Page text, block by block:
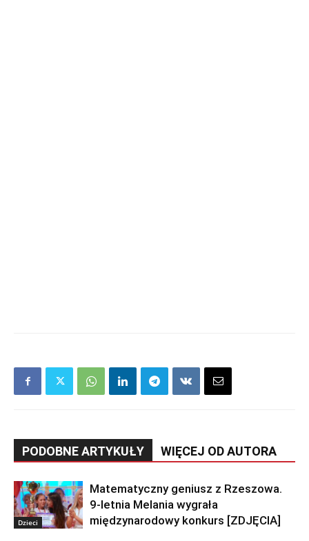
PODOBNE ARTYKUŁY WIĘCEJ OD AUTORA
Dzieci
Matematyczny geniusz z Rzeszowa.
9-letnia Melania wygrała
międzynarodowy konkurs [ZDJĘCIA]